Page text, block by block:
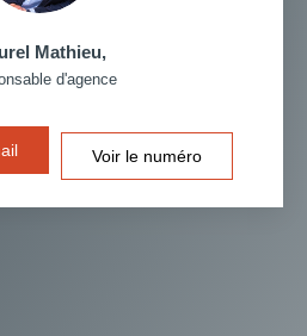
Mathieu,
d'agence
Voir le numéro